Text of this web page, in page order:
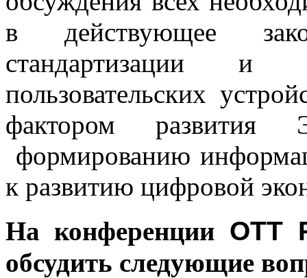
в действующее
стандартизации и
пользовательских
фактором развития
формированию
к развитию цифровой
На конференции OTT
обсудить следующие